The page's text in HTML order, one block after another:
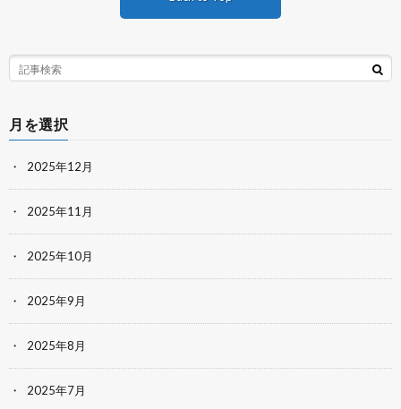
月を選択
2025年12月
2025年11月
2025年10月
2025年9月
2025年8月
2025年7月